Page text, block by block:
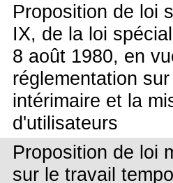
Proposition de loi
IX, de la loi
8 août 1980, en
réglementation
intérimaire et la
d'utilisateurs
Proposition de loi
sur le travail